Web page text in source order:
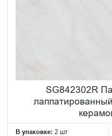
SG842302R
В упаковке: 2 шт